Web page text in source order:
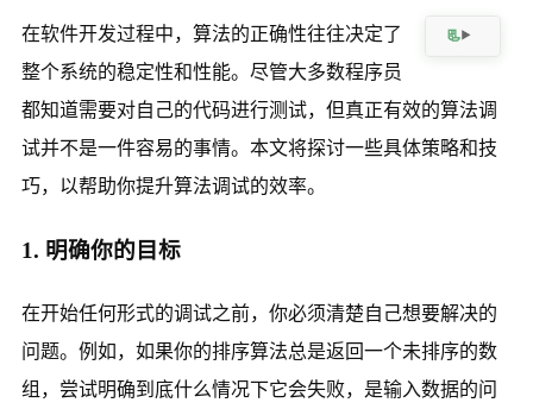
在软件开发过程中，算法的正确性往往决定了
整个系统的稳定性和性能。尽管大多数程序员
都知道需要对自己的代码进行测试，但真正有效的算法调
试并不是一件容易的事情。本文将探讨一些具体策略和技
巧，以帮助你提升算法调试的效率。
1. 明确你的目标
在开始任何形式的调试之前，你必须清楚自己想要解决的
问题。例如，如果你的排序算法总是返回一个未排序的数
组，尝试明确到底什么情况下它会失败，是输入数据的问